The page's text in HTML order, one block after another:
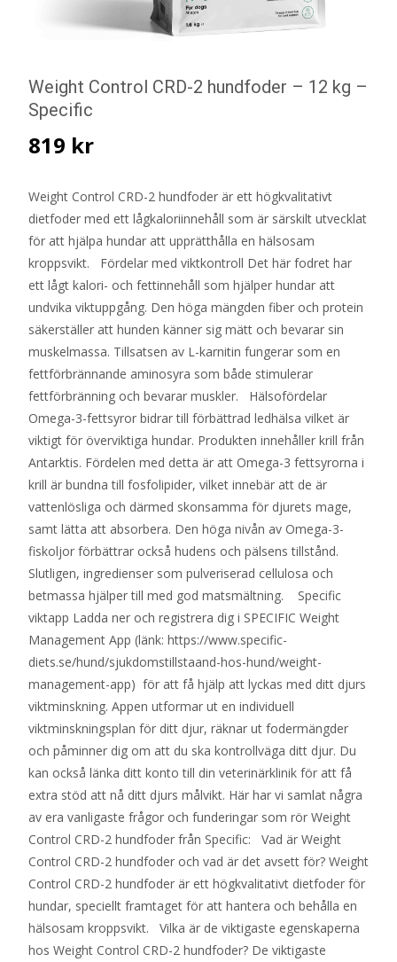
Weight Control CRD-2 hundfoder – 12 kg –
Specific
819 kr
Weight Control CRD-2 hundfoder är ett högkvalitativt
dietfoder med ett lågkaloriinnehåll som är särskilt utvecklat
för att hjälpa hundar att upprätthålla en hälsosam
kroppsvikt. Fördelar med viktkontroll Det här fodret har
ett lågt kalori- och fettinnehåll som hjälper hundar att
undvika viktuppgång. Den höga mängden fiber och protein
säkerställer att hunden känner sig mätt och bevarar sin
muskelmassa. Tillsatsen av L-karnitin fungerar som en
fettförbrännande aminosyra som både stimulerar
fettförbränning och bevarar muskler. Hälsofördelar
Omega-3-fettsyror bidrar till förbättrad ledhälsa vilket är
viktigt för överviktiga hundar. Produkten innehåller krill från
Antarktis. Fördelen med detta är att Omega-3 fettsyrorna i
krill är bundna till fosfolipider, vilket innebär att de är
vattenlösliga och därmed skonsamma för djurets mage,
samt lätta att absorbera. Den höga nivån av Omega-3-
fiskoljor förbättrar också hudens och pälsens tillstånd.
Slutligen, ingredienser som pulveriserad cellulosa och
betmassa hjälper till med god matsmältning. Specific
viktapp Ladda ner och registrera dig i SPECIFIC Weight
Management App (länk: https://www.specific-
diets.se/hund/sjukdomstillstaand-hos-hund/weight-
management-app) för att få hjälp att lyckas med ditt djurs
viktminskning. Appen utformar ut en individuell
viktminskningsplan för ditt djur, räknar ut fodermängder
och påminner dig om att du ska kontrollväga ditt djur. Du
kan också länka ditt konto till din veterinärklinik för att få
extra stöd att nå ditt djurs målvikt. Här har vi samlat några
av era vanligaste frågor och funderingar som rör Weight
Control CRD-2 hundfoder från Specific: Vad är Weight
Control CRD-2 hundfoder och vad är det avsett för? Weight
Control CRD-2 hundfoder är ett högkvalitativt dietfoder för
hundar, speciellt framtaget för att hantera och behålla en
hälsosam kroppsvikt. Vilka är de viktigaste egenskaperna
hos Weight Control CRD-2 hundfoder? De viktigaste